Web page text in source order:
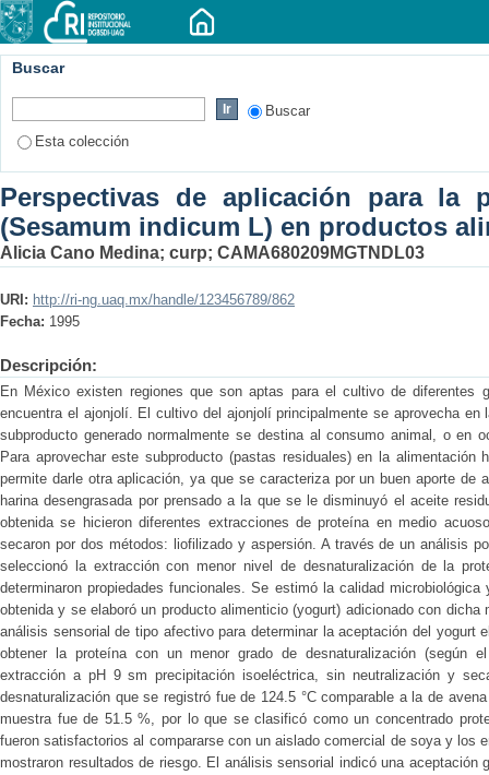
Buscar
Buscar
Esta colección
Perspectivas de aplicación para la
(Sesamum indicum L) en productos
Alicia Cano Medina; curp; CAMA680209MGTNDL03
URI: http://ri-ng.uaq.mx/handle/123456789/862
Fecha: 1995
Descripción:
En México existen regiones que son aptas para el cultivo de diferentes
encuentra el ajonjolí. El cultivo del ajonjolí principalmente se aprovecha
subproducto generado normalmente se destina al consumo animal, o en
Para aprovechar este subproducto (pastas residuales) en la alimentación
permite darle otra aplicación, ya que se caracteriza por un buen aporte de
harina desengrasada por prensado a la que se le disminuyó el aceite
obtenida se hicieron diferentes extracciones de proteína en medio
secaron por dos métodos: liofilizado y aspersión. A través de un análisis
seleccionó la extracción con menor nivel de desnaturalización de la
determinaron propiedades funcionales. Se estimó la calidad
obtenida y se elaboró un producto alimenticio (yogurt) adicionado con
análisis sensorial de tipo afectivo para determinar la aceptación del yogurt
obtener la proteína con un menor grado de desnaturalización (según
extracción a pH 9 sm precipitación isoeléctrica, sin neutralización y
desnaturalización que se registró fue de 124.5 °C comparable a la de
muestra fue de 51.5 %, por lo que se clasificó como un concentrado
fueron satisfactorios al compararse con un aislado comercial de soya y los
mostraron resultados de riesgo. El análisis sensorial indicó una aceptación